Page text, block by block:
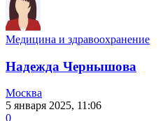
Медицина и здравоохранение
Надежда Чернышова
Москва
5 января 2025, 11:06
0